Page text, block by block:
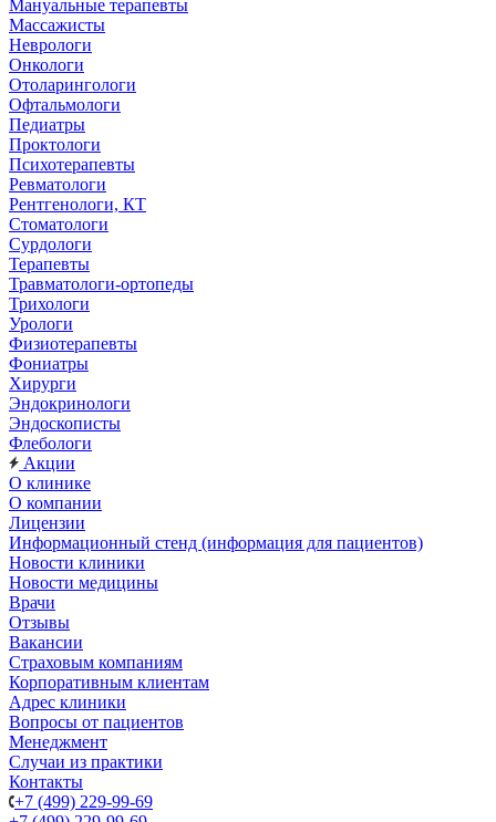
Мануальные терапевты
Массажисты
Неврологи
Онкологи
Отоларингологи
Офтальмологи
Педиатры
Проктологи
Психотерапевты
Ревматологи
Рентгенологи, КТ
Стоматологи
Сурдологи
Терапевты
Травматологи-ортопеды
Трихологи
Урологи
Физиотерапевты
Фониатры
Хирурги
Эндокринологи
Эндоскописты
Флебологи
Акции
О клинике
О компании
Лицензии
Информационный стенд (информация для пациентов)
Новости клиники
Новости медицины
Врачи
Отзывы
Вакансии
Страховым компаниям
Корпоративным клиентам
Адрес клиники
Вопросы от пациентов
Менеджмент
Случаи из практики
Контакты
+7 (499) 229-99-69